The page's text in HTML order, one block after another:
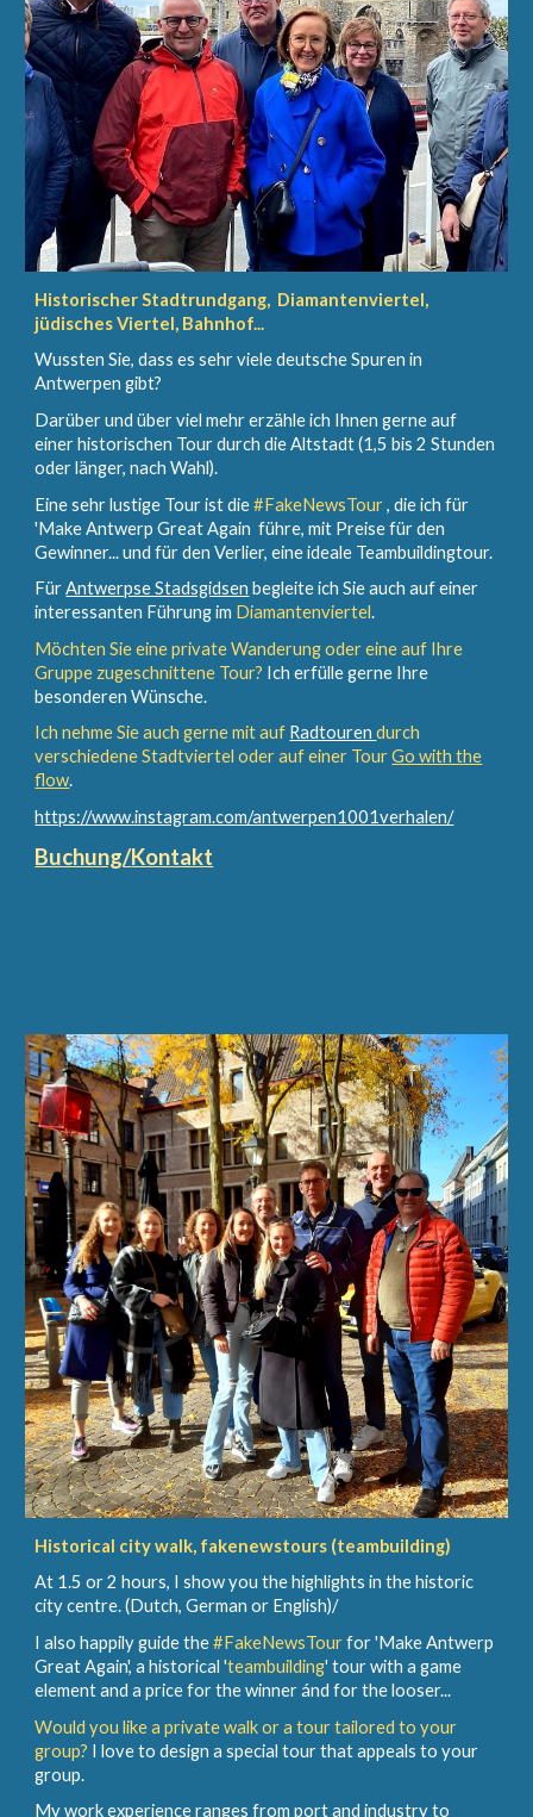
Historischer Stadtrundgang, Diamantenviertel,
jüdisches Viertel, Bahnhof...
Wussten Sie, dass es sehr viele deutsche Spuren in
Antwerpen gibt?
Darüber und über viel mehr erzähle ich Ihnen gerne auf
einer historischen Tour durch die Altstadt (1,5 bis 2 Stunden
oder länger, nach Wahl).
Eine sehr lustige Tour ist die#FakeNewsTour , die ich für
'Make Antwerp Great Again führe,mit Preise für den
Gewinner... und für den Verlier, eine ideale Teambuildingtour.
Für Antwerpse Stadsgidsen begleite ich Sie auch auf einer
interessanten Führung im Diamantenviertel.
Möchten Sie eine private Wanderung oder eine auf Ihre
Gruppe zugeschnittene Tour? Ich erfülle gerne Ihre
besonderen Wünsche.
Ich nehme Sie auch gerne mit auf Radtourendurch
verschiedene Stadtviertel oder auf einer TourGo with the
flow.
https://www.instagram.com/antwerpen1001verhalen/
Buchung/Kontakt
Historical city walk, fakenewstours (teambuilding)
At 1.5 or 2 hours, I show you the highlights in the historic
city centre. (Dutch, German or English)/
I also happily guide the#FakeNewsTourfor 'Make Antwerp
Great Again', a historical 'teambuilding' tour with a game
element and a price for the winner ánd for the looser...
Would you like a private walk or a tour tailored to your
group? I love to design a special tour that appeals to your
group.
My work experience ranges from port and industry to